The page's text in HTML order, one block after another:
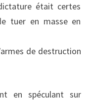
était certes
tuer en masse en
de destruction
en spéculant sur